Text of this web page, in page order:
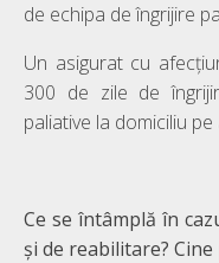
de echipa de îngrijire
Un asigurat cu
300 de zile de
paliative la domiciliu pe
Ce se întâmplă în
și de reabilitare?